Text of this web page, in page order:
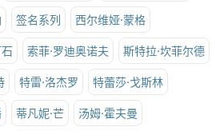
签名系列 西尔维娅·蒙格
索菲·罗迪奥诺夫 斯特拉·坎菲尔德
特雷·洛杰罗 特蕾莎·戈斯林
蒂凡妮·芒 汤姆·霍夫曼